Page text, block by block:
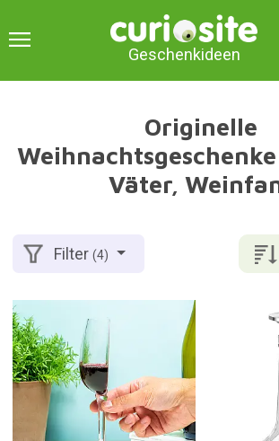
Geschenkideen
Originelle
Väter,
Filter(4)